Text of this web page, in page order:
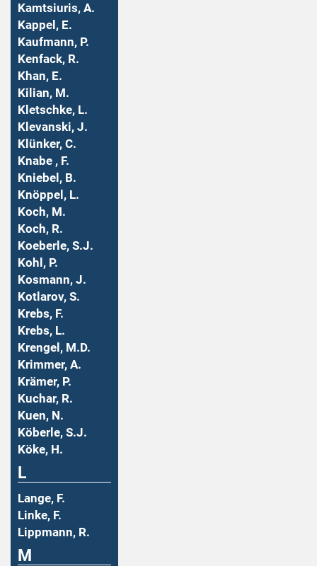
Kamtsiuris, A.
Kappel, E.
Kaufmann, P.
Kenfack, R.
Khan, E.
Kilian, M.
Kletschke, L.
Klevanski, J.
Klünker, C.
Knabe , F.
Kniebel, B.
Knöppel, L.
Koch, M.
Koch, R.
Koeberle, S.J.
Kohl, P.
Kosmann, J.
Kotlarov, S.
Krebs, F.
Krebs, L.
Krengel, M.D.
Krimmer, A.
Krämer, P.
Kuchar, R.
Kuen, N.
Köberle, S.J.
Köke, H.
L
Lange, F.
Linke, F.
Lippmann, R.
M